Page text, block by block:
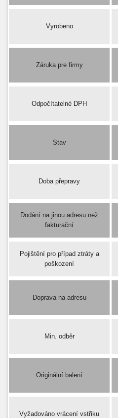
Vyrobeno
Záruka pre firmy
Odpočítatelné DPH
Stav
Doba přepravy
Dodání na jinou adresu než
fakturační
Pojištění pro případ ztráty a
poškození
Doprava na adresu
Min. odběr
Originální balení
Vyžadováno vrácení vstřiku